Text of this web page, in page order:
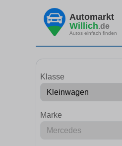
Automarkt
Willich.de
Autos einfach finden
Klasse
Marke